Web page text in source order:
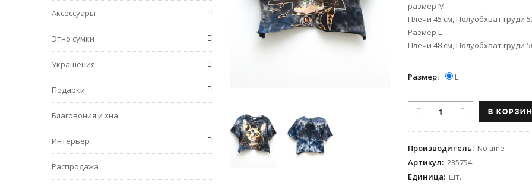
размер М
Плечи 45 см, Полуобхват груди
Размер L
Плечи 48 см, Полуобхват груди
Размер: L
Производитель: No time
Артикул: 235754
Единица: шт.
Аксессуары
Этно сумки
Украшения
Подарки
Благовония и хна
Интерьер
Распродажа